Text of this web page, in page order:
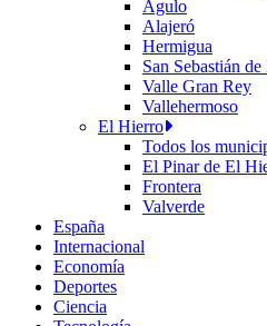
Agulo
Alajeró
Hermigua
San Sebastián
Valle Gran Rey
Vallehermoso
El Hierro
Todos los
El Pinar de El
Frontera
Valverde
España
Internacional
Economía
Deportes
Ciencia